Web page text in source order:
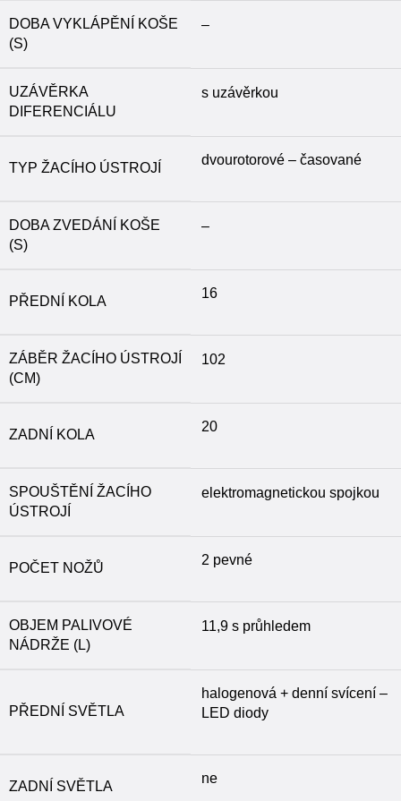
DOBA VYKLÁPĚNÍ KOŠE
(S)
–
UZÁVĚRKA
DIFERENCIÁLU
s uzávěrkou
TYP ŽACÍHO ÚSTROJÍ
dvourotorové – časované
DOBA ZVEDÁNÍ KOŠE
(S)
–
PŘEDNÍ KOLA
16
ZÁBĚR ŽACÍHO ÚSTROJÍ
(CM)
102
ZADNÍ KOLA
20
SPOUŠTĚNÍ ŽACÍHO
ÚSTROJÍ
elektromagnetickou spojkou
POČET NOŽŮ
2 pevné
OBJEM PALIVOVÉ
NÁDRŽE (L)
11,9 s průhledem
PŘEDNÍ SVĚTLA
halogenová + denní svícení –
LED diody
ZADNÍ SVĚTLA
ne